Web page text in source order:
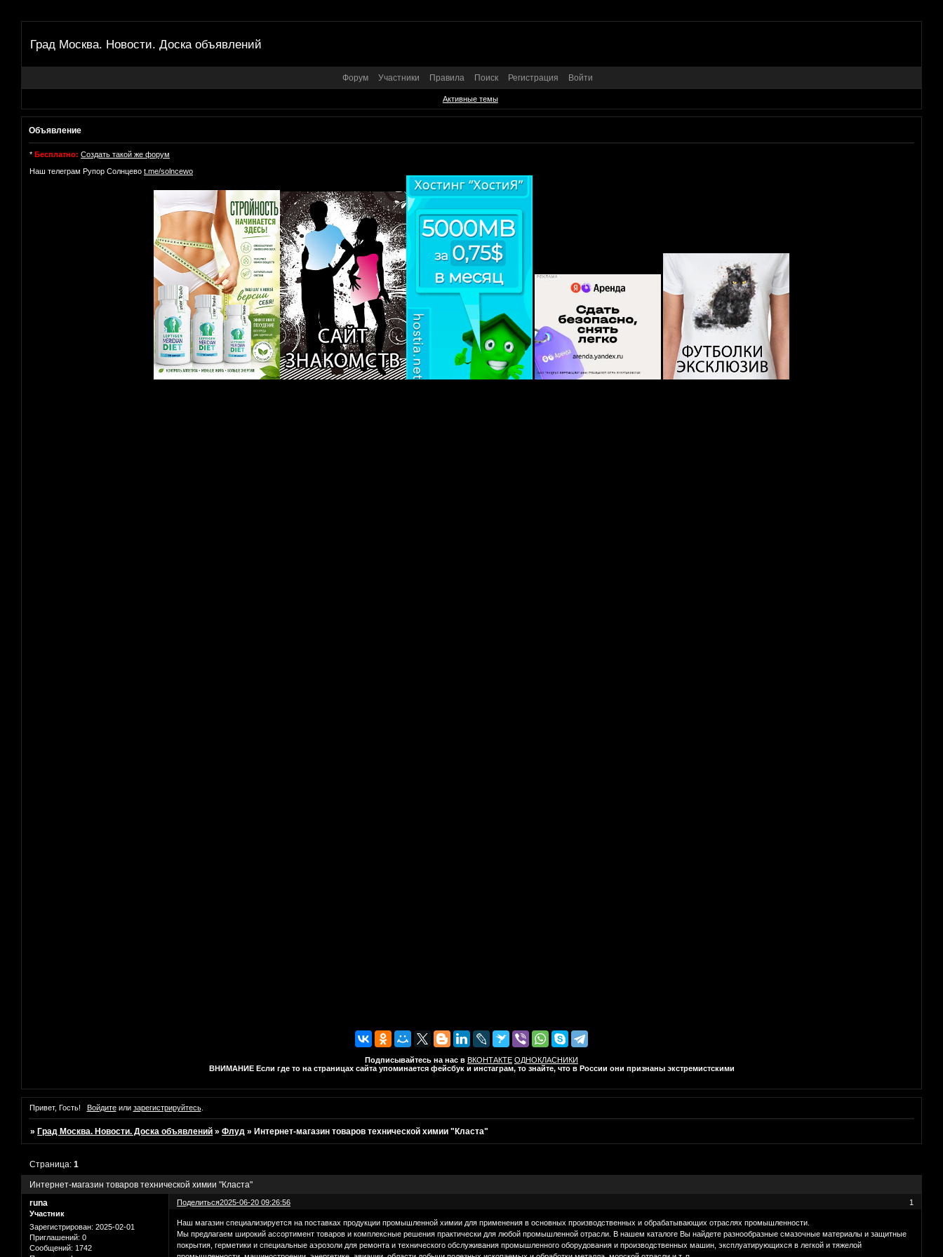
Град Москва. Новости. Доска объявлений
Форум Участники Правила Поиск Регистрация Войти
Активные темы
Объявление
* Бесплатно: Создать такой же форум
Наш телеграм Рупор Солнцево t.me/solncewo
Подписывайтесь на нас в ВКОНТАКТЕ ОДНОКЛАСНИКИ
ВНИМАНИЕ Если где то на страницах сайта упоминается фейсбук и инстаграм, то знайте, что в России они признаны экстремистскими
Привет, Гость! Войдитеили зарегистрируйтесь.
» Град Москва. Новости. Доска объявлений »Флуд » Интернет-магазин товаров технической химии "Класта"
Интернет-магазин товаров технической химии "Класта"
Страница:1
Поделиться 1
2025-06-20 09:26:56
runa
Участник
Зарегистрирован: 2025-02-01
Приглашений: 0
Сообщений: 1742
Наш магазин специализируется на поставках продукции промышленной химии для применения в основных производственных и обрабатывающих отраслях промышленности.
Мы предлагаем широкий ассортимент товаров и комплексные решения практически для любой промышленной отрасли. В нашем каталоге Вы найдете разнообразные смазочные материалы и защитные
покрытия, герметики и специальные аэрозоли для ремонта и технического обслуживания промышленного оборудования и производственных машин, эксплуатирующихся в легкой и тяжелой